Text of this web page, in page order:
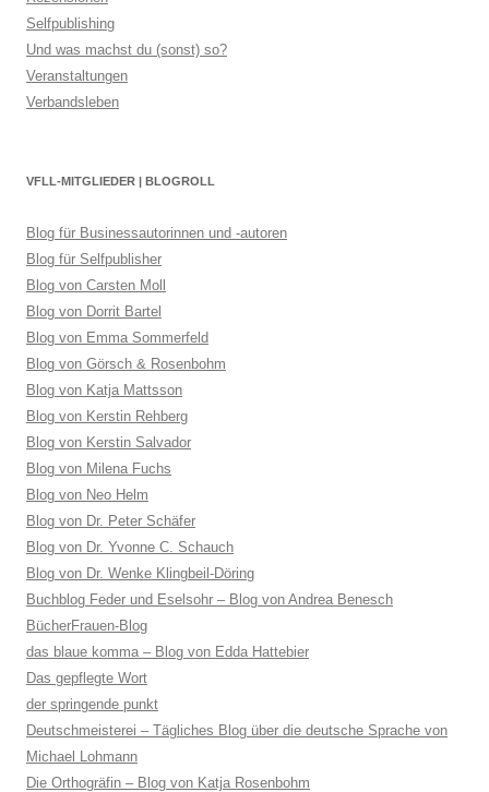
Selfpublishing
Und was machst du (sonst) so?
Veranstaltungen
Verbandsleben
VFLL-MITGLIEDER | BLOGROLL
Blog für Businessautorinnen und -autoren
Blog für Selfpublisher
Blog von Carsten Moll
Blog von Dorrit Bartel
Blog von Emma Sommerfeld
Blog von Görsch & Rosenbohm
Blog von Katja Mattsson
Blog von Kerstin Rehberg
Blog von Kerstin Salvador
Blog von Milena Fuchs
Blog von Neo Helm
Blog von Dr. Peter Schäfer
Blog von Dr. Yvonne C. Schauch
Blog von Dr. Wenke Klingbeil-Döring
Buchblog Feder und Eselsohr – Blog von Andrea Benesch
BücherFrauen-Blog
das blaue komma – Blog von Edda Hattebier
Das gepflegte Wort
der springende punkt
Deutschmeisterei – Tägliches Blog über die deutsche Sprache von
Michael Lohmann
Die Orthogräfin – Blog von Katja Rosenbohm